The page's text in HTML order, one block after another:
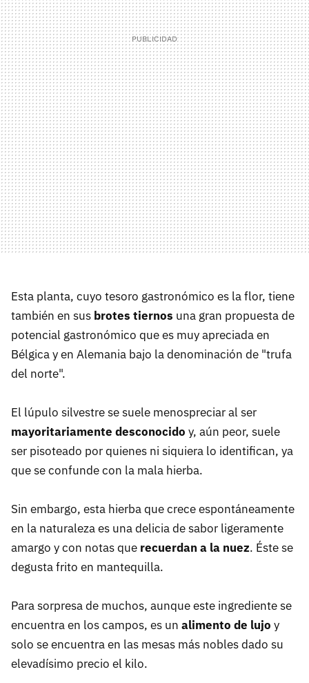
Esta planta, cuyo tesoro gastronómico es la flor, tiene
también en sus brotes tiernos una gran propuesta de
potencial gastronómico que es muy apreciada en
Bélgica y en Alemania bajo la denominación de "trufa
del norte".
El lúpulo silvestre se suele menospreciar al ser
mayoritariamente desconocido y, aún peor, suele
ser pisoteado por quienes ni siquiera lo identifican, ya
que se confunde con la mala hierba.
Sin embargo, esta hierba que crece espontáneamente
en la naturaleza es una delicia de sabor ligeramente
amargo y con notas que recuerdan a la nuez. Éste se
degusta frito en mantequilla.
Para sorpresa de muchos, aunque este ingrediente se
encuentra en los campos, es un alimento de lujo y
solo se encuentra en las mesas más nobles dado su
elevadísimo precio el kilo.